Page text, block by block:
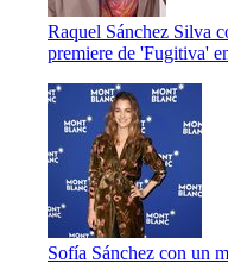
Raquel Sánchez Silva
premiere de 'Fugitiva'
Sofía Sánchez con un